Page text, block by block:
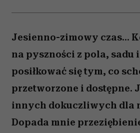
Jesienno-zimowy czas...
na pyszności z pola, sadu i
posiłkować się tym, co
przetworzone i dostępne.
innych dokuczliwych dla
Dopada mnie